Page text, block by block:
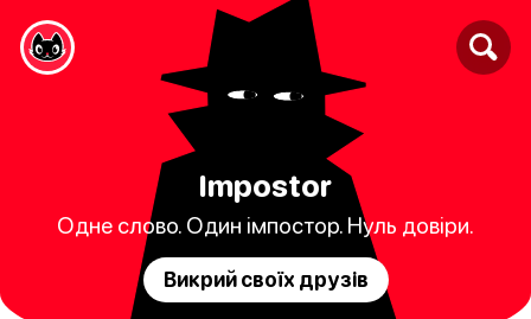
Impostor
Одне слово. Один імпостор. Нуль довіри.
Викрий своїх друзів